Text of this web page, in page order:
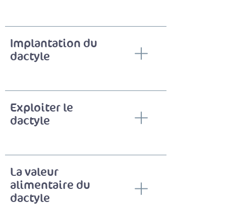
Implantation du
dactyle
Exploiter le
dactyle
La valeur
alimentaire du
dactyle